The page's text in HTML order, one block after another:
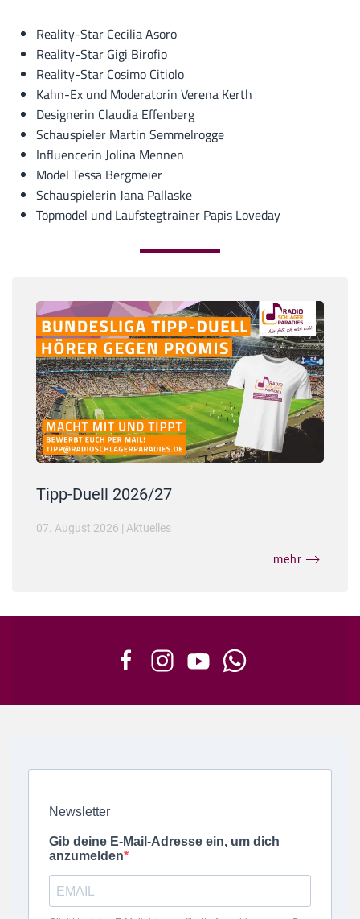
Reality-Star Cecilia Asoro
Reality-Star Gigi Birofio
Reality-Star Cosimo Citiolo
Kahn-Ex und Moderatorin Verena Kerth
Designerin Claudia Effenberg
Schauspieler Martin Semmelrogge
Influencerin Jolina Mennen
Model Tessa Bergmeier
Schauspielerin Jana Pallaske
Topmodel und Laufstegtrainer Papis Loveday
Tipp-Duell 2026/27
07. August 2026 | Aktuelles
mehr